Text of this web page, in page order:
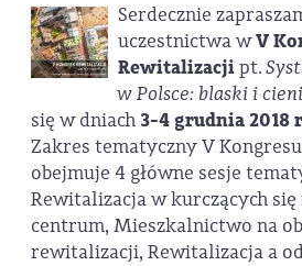
Serdecznie
uczestnictwa wV
Rewitalizacjipt.
w Polsce: blaski i
się w dniach 3-4 grudnia 2018
Zakres tematyczny V
obejmuje 4 główne sesje
Rewitalizacja w kurczących
centrum, Mieszkalnictwo na
rewitalizacji, Rewitalizacja a